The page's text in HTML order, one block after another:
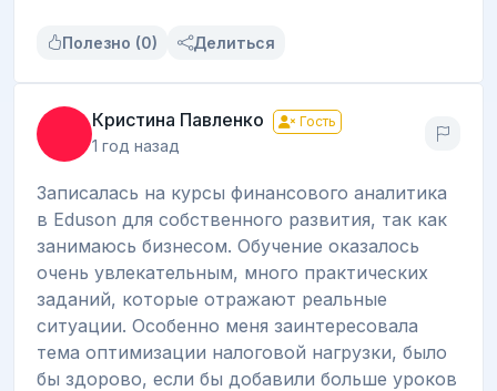
Полезно (0) Делиться
Кристина Павленко Гость
1 год назад
Записалась на курсы финансового аналитика
в Eduson для собственного развития, так как
занимаюсь бизнесом. Обучение оказалось
очень увлекательным, много практических
заданий, которые отражают реальные
ситуации. Особенно меня заинтересовала
тема оптимизации налоговой нагрузки, было
бы здорово, если бы добавили больше уроков